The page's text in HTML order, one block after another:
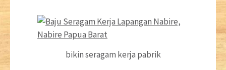
bikin seragam kerja pabrik